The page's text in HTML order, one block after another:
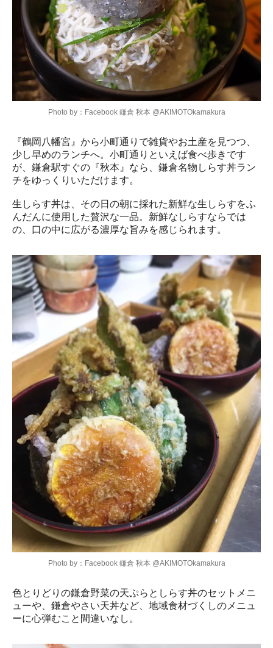
Photo by：Facebook 鎌倉 秋本 @AKIMOTOkamakura
『鶴岡八幡宮』から小町通りで雑貨やお土産を見つつ、
少し早めのランチへ。小町通りといえば食べ歩きです
が、鎌倉駅すぐの『秋本』なら、鎌倉名物しらす丼ラン
チをゆっくりいただけます。
生しらす丼は、その日の朝に採れた新鮮な生しらすをふ
んだんに使用した贅沢な一品。新鮮なしらすならでは
の、口の中に広がる濃厚な旨みを感じられます。
Photo by：Facebook 鎌倉 秋本 @AKIMOTOkamakura
色とりどりの鎌倉野菜の天ぷらとしらす丼のセットメニ
ューや、鎌倉やさい天丼など、地域食材づくしのメニュ
ーに心弾むこと間違いなし。